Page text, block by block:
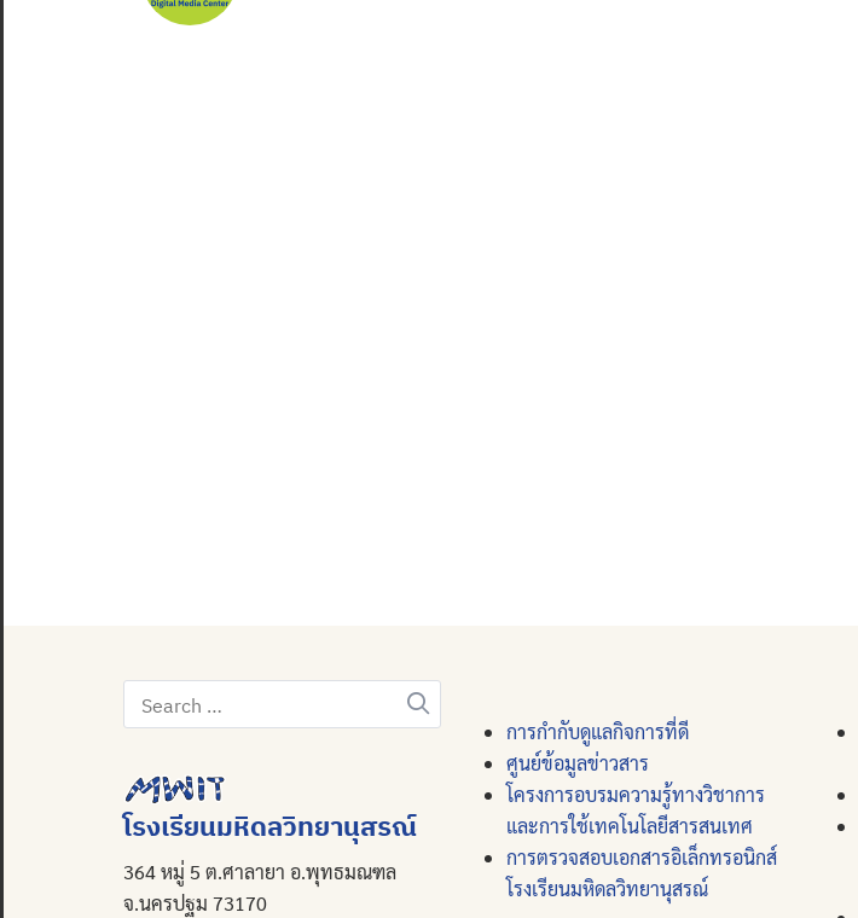
Search
for:
โรงเรียนมหิดลวิทยานุสรณ์
364 หมู่ 5 ต.ศาลายา อ.พุทธมณฑล
จ.นครปฐม 73170
การกำกับดูแลกิจการที่ดี
ศูนย์ข้อมูลข่าวสาร
โครงการอบรมความรู้ทางวิชาการ
และการใช้เทคโนโลยีสารสนเทศ
การตรวจสอบเอกสารอิเล็กทรอนิกส์
โรงเรียนมหิดลวิทยานุสรณ์